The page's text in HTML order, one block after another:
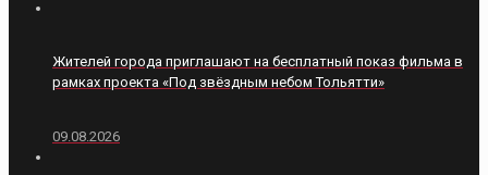
Жителей города приглашают на бесплатный показ фильма в
рамках проекта «Под звёздным небом Тольятти»
09.08.2026